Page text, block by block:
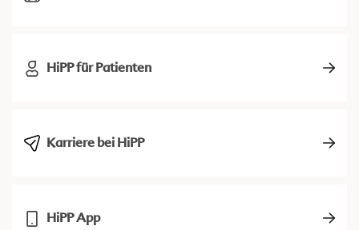
HiPP für Patienten
Karriere bei HiPP
HiPP App